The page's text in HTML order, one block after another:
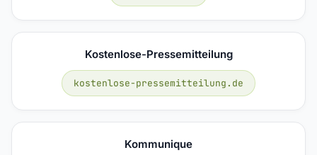
Kostenlose-Pressemitteilung
kostenlose-pressemitteilung.de
Kommunique